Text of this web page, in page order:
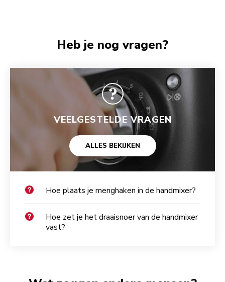
Heb je nog vragen?
VEELGESTELDE VRAGEN
ALLES BEKIJKEN
Hoe plaats je menghaken in de handmixer?
Hoe zet je het draaisnoer van de handmixer
vast?